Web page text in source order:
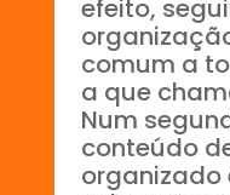
efeito,
comum a
a que
Num
conteúdo
organizado